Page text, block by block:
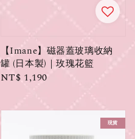
【Imane】磁器蓋玻璃收納
罐 (日本製)｜玫瑰花籃
Regular
NT$ 1,190
現貨